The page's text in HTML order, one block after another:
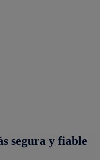
segura y fiable